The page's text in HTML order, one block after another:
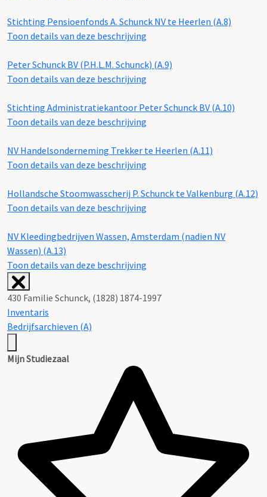
Stichting Pensioenfonds A. Schunck NV te Heerlen (A.8)
Toon details van deze beschrijving
Peter Schunck BV (P.H.L.M. Schunck) (A.9)
Toon details van deze beschrijving
Stichting Administratiekantoor Peter Schunck BV (A.10)
Toon details van deze beschrijving
NV Handelsonderneming Trekker te Heerlen (A.11)
Toon details van deze beschrijving
Hollandsche Stoomwasscherij P. Schunck te Valkenburg (A.12)
Toon details van deze beschrijving
NV Kleedingbedrijven Wassen, Amsterdam (nadien NV
Wassen) (A.13)
Toon details van deze beschrijving
430 Familie Schunck, (1828) 1874-1997
Inventaris
Bedrijfsarchieven (A)
Mijn Studiezaal